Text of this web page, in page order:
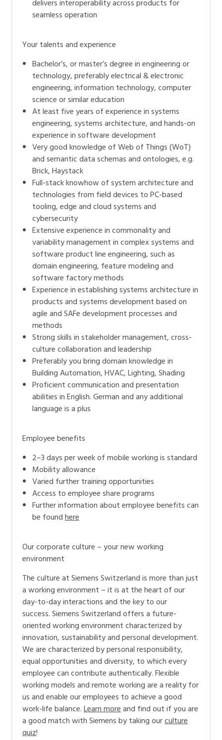
delivers interoperability across products for
seamless operation
Your talents and experience
Bachelor’s, or master’s degree in engineering or
technology, preferably electrical & electronic
engineering, information technology, computer
science or similar education
At least five years of experience in systems
engineering, systems architecture, and hands-on
experience in software development
Very good knowledge of Web of Things (WoT)
and semantic data schemas and ontologies, e.g.
Brick, Haystack
Full-stack knowhow of system architecture and
technologies from field devices to PC-based
tooling, edge and cloud systems and
cybersecurity
Extensive experience in commonality and
variability management in complex systems and
software product line engineering, such as
domain engineering, feature modeling and
software factory methods
Experience in establishing systems architecture in
products and systems development based on
agile and SAFe development processes and
methods
Strong skills in stakeholder management, cross-
culture collaboration and leadership
Preferably you bring domain knowledge in
Building Automation, HVAC, Lighting, Shading
Proficient communication and presentation
abilities in English. German and any additional
language is a plus
Employee benefits
2–3 days per week of mobile working is standard
Mobility allowance
Varied further training opportunities
Access to employee share programs
Further information about employee benefits can
be foundhere
Our corporate culture – your new working
environment
The culture at Siemens Switzerland is more than just
a working environment – it is at the heart of our
day-to-day interactions and the key to our
success. Siemens Switzerland offers a future-
oriented working environment characterized by
innovation, sustainability and personal development.
We are characterized by personal responsibility,
equal opportunities and diversity, to which every
employee can contribute authentically. Flexible
working models and remote working are a reality for
us and enable our employees to achieve a good
work-life balance.Learn moreand find out if you are
a good match with Siemens by taking ourculture
quiz!